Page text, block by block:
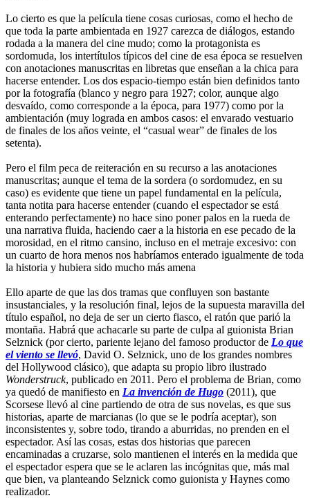
Lo cierto es que la película tiene cosas curiosas, como el hecho de
que toda la parte ambientada en 1927 carezca de diálogos, estando
rodada a la manera del cine mudo; como la protagonista es
sordomuda, los intertítulos típicos del cine de esa época se resuelven
con anotaciones manuscritas en libretas que enseñan a la chica para
hacerse entender. Los dos espacio-tiempo están bien definidos tanto
por la fotografía (blanco y negro para 1927; color, aunque algo
desvaído, como corresponde a la época, para 1977) como por la
ambientación (muy lograda en ambos casos: el envarado vestuario
de finales de los años veinte, el “casual wear” de finales de los
setenta).
Pero el film peca de reiteración en su recurso a las anotaciones
manuscritas; aunque el tema de la sordera (o sordomudez, en su
caso) es evidente que tiene un papel fundamental en la película,
tanta notita para hacerse entender (cuando el espectador se está
enterando perfectamente) no hace sino poner palos en la rueda de
una narrativa fluida, haciendo caer a la historia en ese pecado de la
morosidad, en el ritmo cansino, incluso en el metraje excesivo: con
un cuarto de hora menos nos habríamos enterado igualmente de toda
la historia y hubiera sido mucho más amena
Ello aparte de que las dos tramas que confluyen son bastante
insustanciales, y la resolución final, lejos de la supuesta maravilla del
título español, no deja de ser un cierto fiasco, el ratón que parió la
montaña. Habrá que achacarle su parte de culpa al guionista Brian
Selznick (por cierto, pariente lejano del famoso productor de Lo que
el viento se llevó, David O. Selznick, uno de los grandes nombres
del Hollywood clásico), que adapta su propio libro ilustrado
Wonderstruck, publicado en 2011. Pero el problema de Brian, como
ya quedó de manifiesto en La invención de Hugo (2011), que
Scorsese llevó al cine partiendo de otra de sus novelas, es que sus
historias, aparte de marcianas (lo que se le podría aceptar), son
inconsistentes y, sobre todo, tirando a aburridas, no prenden en el
espectador. Así las cosas, estas dos historias que parecen
encaminadas a cruzarse, solo mantienen el interés en la medida que
el espectador espera que se le aclaren las incógnitas que, más mal
que bien, va planteando Selznick como guionista y Haynes como
realizador.